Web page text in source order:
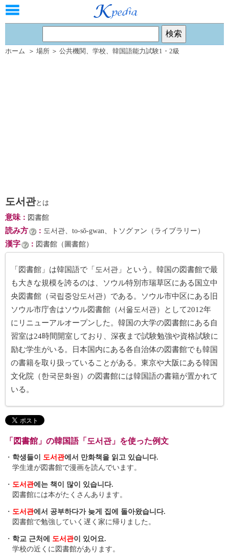
ホーム ＞ 場所 ＞ 公共機関、 学校、 韓国語能力試験1・2級
도서관とは
意味： 図書館
読み方 ： 도서관、to-sŏ-gwan、トソグァン（ライブラリー）
漢字 ： 図書館（圖書館）
「図書館」は韓国語で「도서관」という。韓国の図書館で最
も大きな規模を誇るのは、ソウル特別市瑞草区にある国立中
央図書館（국립중앙도서관）である。ソウル市中区にある旧
ソウル市庁舎はソウル図書館（서울도서관）として2012年
にリニューアルオープンした。韓国の大学の図書館にある自
習室は24時間開室しており、深夜まで試験勉強や資格試験に
励む学生がいる。日本国内にある各自治体の図書館でも韓国
の書籍を取り扱っていることがある。東京や大阪にある韓国
文化院（한국문화원）の図書館には韓国語の書籍が置かれて
いる。
「図書館」の韓国語「도서관」を使った例文
・ 학생들이 도서관에서 만화책을 읽고 있습니다.
学生達が図書館で漫画を読んでいます。
・ 도서관에는 책이 많이 있습니다.
図書館には本がたくさんあります。
・ 도서관에서 공부하다가 늦게 집에 돌아왔습니다.
図書館で勉強していく遅く家に帰りました。
・ 학교 근처에 도서관이 있어요.
学校の近くに図書館があります。